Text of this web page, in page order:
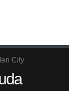
City